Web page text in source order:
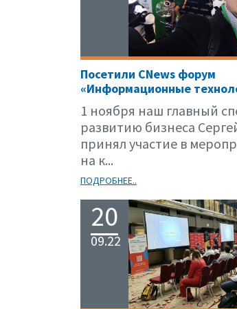
Посетили CNews форум
«Информационные
1 ноября наш главный
развитию бизнеса
принял участие в
на к...
ПОДРОБНЕЕ..
20
09.22